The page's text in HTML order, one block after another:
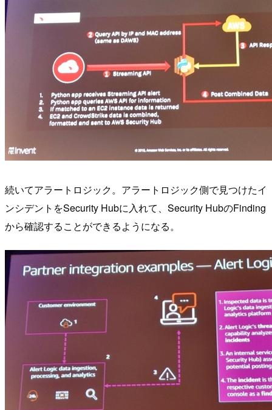
続いてアラートロジック。アラートロジック側で見つけたイ
ンシデントをSecurity Hubに入れて、Security HubのFinding
から確認することができるようになる。